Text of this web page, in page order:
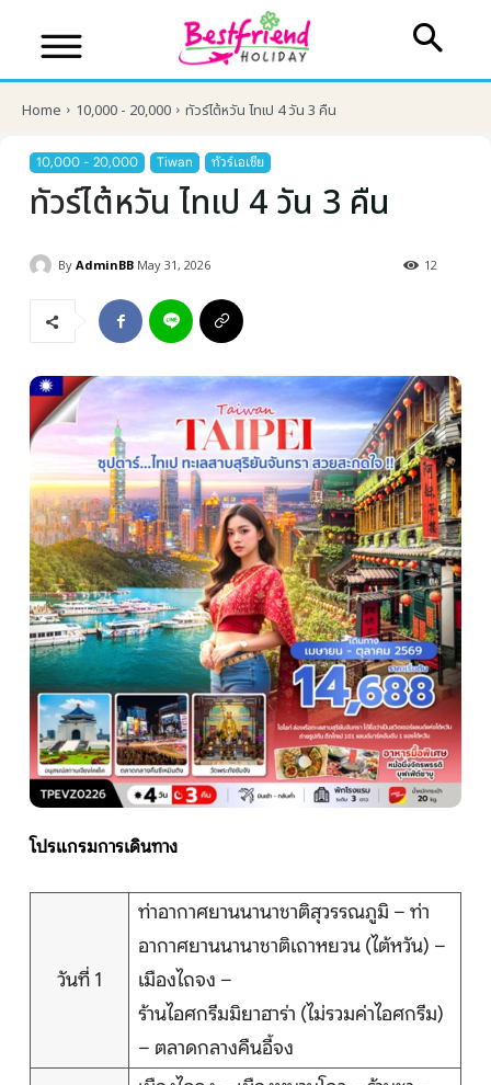
บริษัทเบสเฟรนด์ ฮอลิเดย์
เส้นทางที่ต้องการ
หน้าแรก
ทัวร์ต่างประเทศ
จัดกรุ๊ปต่างประเทศ
โปรไฟไหม้
ทัวร์ในประเทศ
จัดกรุ๊ปในประเทศ
เรือเจ้าพระยา
ติดต่อเรา
Home 10,000 - 20,000 ทัวร์ไต้หวัน ไทเป 4 วัน 3 คืน
10,000 - 20,000 Tiwan ทัวร์เอเชีย
ทัวร์ไต้หวัน ไทเป 4 วัน 3 คืน
By AdminBB May 31, 2026 12
โปรแกรมการเดินทาง
วันที่ 1
ท่าอากาศยานนานาชาติสุวรรณภูมิ – ท่า
อากาศยานนานาชาติเถาหยวน (ไต้หวัน) –
เมืองไถจง –
ร้านไอศกรีมมิยาฮาร่า (ไม่รวมค่าไอศกรีม)
– ตลาดกลางคืนอี้จง